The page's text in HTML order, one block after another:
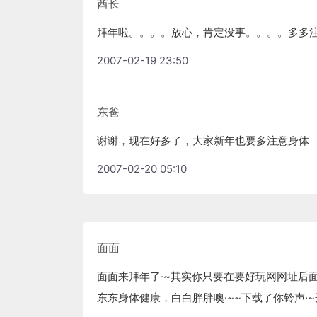
酋长
拜年啦。。。。放心，肯定没事。。。。多多
2007-02-19 23:50
东爸
谢谢，现在好多了，大家新年也要多注意身体
2007-02-20 05:10
面面
面面来拜年了·~其实你只要在要好玩网网址
东东身体健康，白白胖胖噢·~~下载了你铃声